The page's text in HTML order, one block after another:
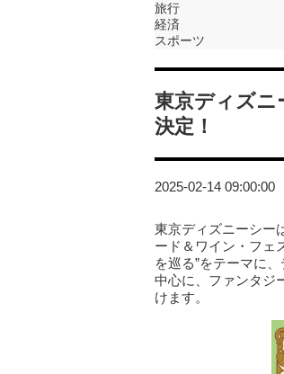
旅行
経済
スポーツ
東京ディズニ
決定！
2025-02-14 09:00:00
東京ディズニーシー
ード＆ワイン・フェ
を巡る”をテーマに
中心に、ファンタジ
けます。